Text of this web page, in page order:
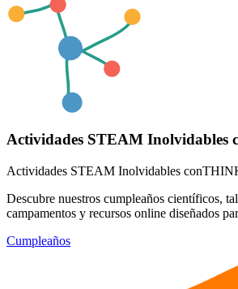
Actividades STEAM Inolvidables
Actividades STEAM Inolvidables con
Descubre nuestros cumpleaños científicos,
campamentos y recursos online diseñados
Cumpleaños